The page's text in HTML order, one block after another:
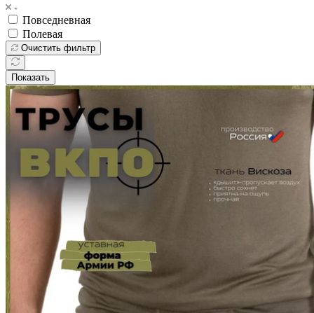
Повседневная
Полевая
Очистить фильтр
Показать